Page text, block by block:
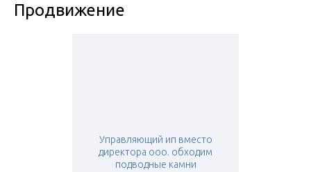
Продвижение
Управляющий ип вместо
директора ооо. обходим
подводные камни